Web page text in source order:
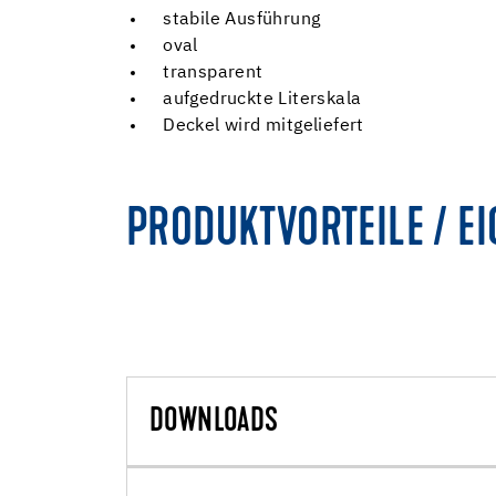
stabile Ausführung
oval
transparent
aufgedruckte Literskala
Deckel wird mitgeliefert
PRODUKTVORTEILE /
DOWNLOADS